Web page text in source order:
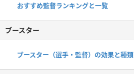
おすすめ監督ランキングと一覧
ブースター
ブースター（選手・監督）の効果と種類